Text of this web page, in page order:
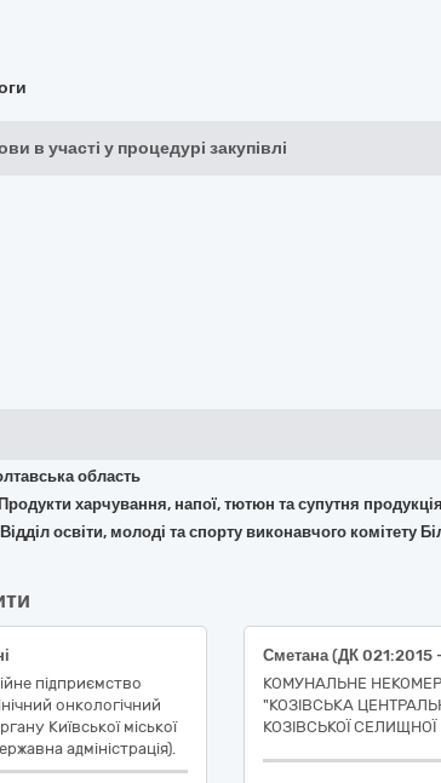
в участі у процедурі закупівлі
область
Продукти харчування, напої, тютюн та супутня продукція
Відділ освіти, молоді та спорту виконавчого
підприємство
онкологічний
Київської міської
адміністрація).
КОМУНАЛЬНЕ
"КОЗІВСЬКА
КОЗІВСЬКОЇ